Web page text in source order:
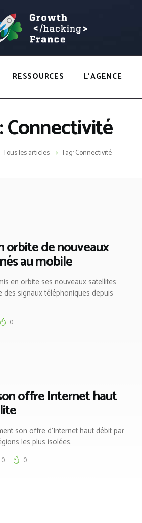
RESSOURCES L’AGENCE
Connectivité
Tous les articles Tag: Connectivité
HACKING FRANCE
orbite de nouveaux
au mobile
en orbite ses nouveaux satellites
des signaux téléphoniques depuis
0
offre Internet haut
son offre d’Internet haut débit par
les plus isolées.
0 0